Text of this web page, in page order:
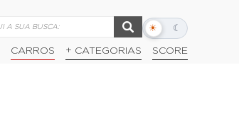
☀ ☾
Alternar
escuro
CARROS + CATEGORIAS SCORE